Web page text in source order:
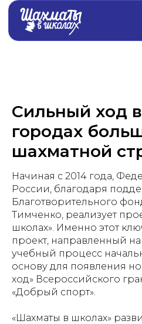
Сильный ход
городах
шахматной
Начиная с 2014 года,
России, благодаря
Благотворительного
Тимченко, реализует
школах». Именно этот
проект, направленный
учебный процесс
основу для появления
ход» Всероссийского
«Добрый спорт».
«Шахматы в школах»